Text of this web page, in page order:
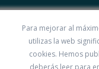
Para mejorar al
utilizas la web
cookies. Hemos
deberás leer para